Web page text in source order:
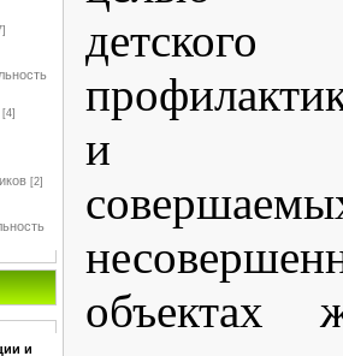
[4]
[2]
и
и
объектах